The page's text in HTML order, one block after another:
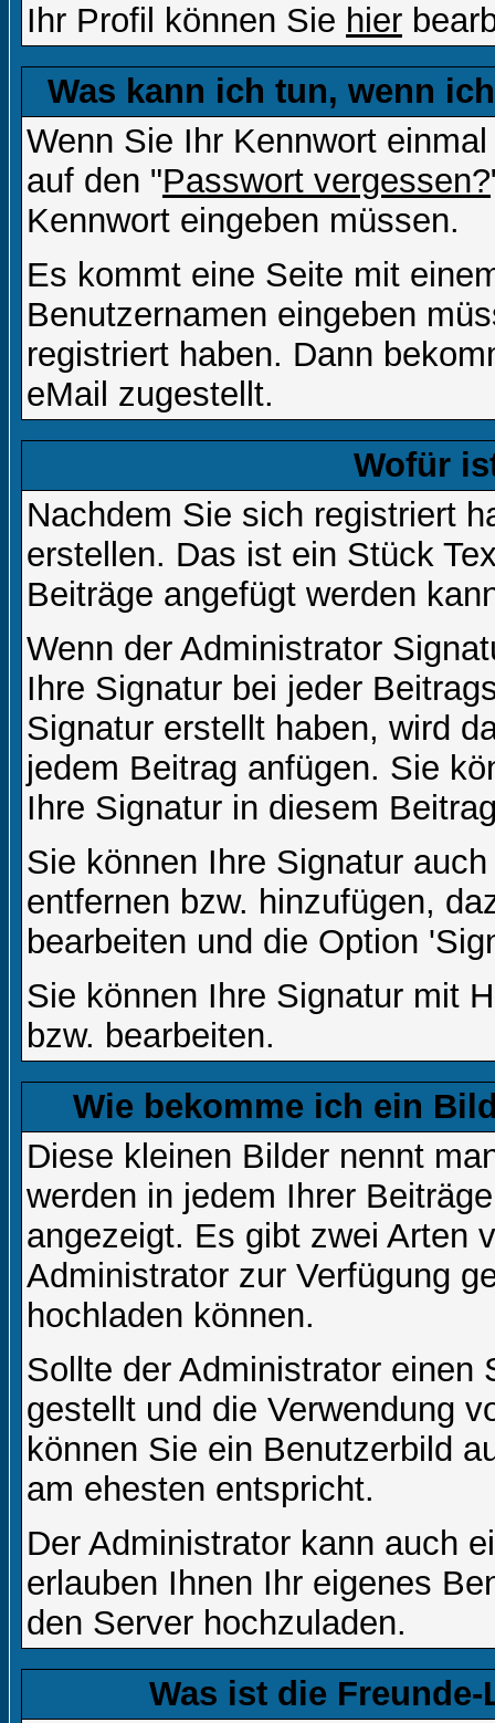
Ihr Profil können Sie hier
Was kann ich tun, wenn
Wenn Sie Ihr Kennwort
auf den "Passwort vergessen?
Kennwort eingeben müssen.
Es kommt eine Seite mit
Benutzernamen eingeben
registriert haben. Dann
eMail zugestellt.
Wofür
Nachdem Sie sich registriert
erstellen. Das ist ein Stück
Beiträge angefügt werden
Wenn der Administrator
Ihre Signatur bei jeder
Signatur erstellt haben, wird
jedem Beitrag anfügen. Sie
Ihre Signatur in diesem
Sie können Ihre Signatur
entfernen bzw. hinzufügen,
bearbeiten und die Option
Sie können Ihre Signatur mit
bzw. bearbeiten.
Wie bekomme ich ein
Diese kleinen Bilder nennt
werden in jedem Ihrer
angezeigt. Es gibt zwei Arten
Administrator zur Verfügung
hochladen können.
Sollte der Administrator einen
gestellt und die Verwendung
können Sie ein Benutzerbild
am ehesten entspricht.
Der Administrator kann auch
erlauben Ihnen Ihr eigenes
den Server hochzuladen.
Was ist die